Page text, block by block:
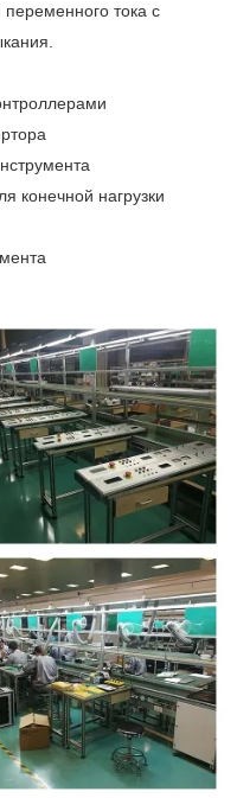
переменного тока с
конечной нагрузки